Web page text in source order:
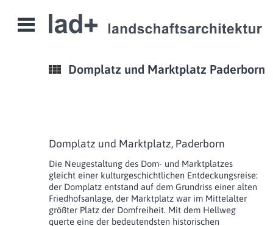
Open
Menu
Domplatz und Marktplatz Paderborn
Domplatz und Marktplatz, Paderborn
Die Neugestaltung des Dom- und Marktplatzes
gleicht einer kulturgeschichtlichen Entdeckungsreise:
der Domplatz entstand auf dem Grundriss einer alten
Friedhofsanlage, der Marktplatz war im Mittelalter
größter Platz der Domfreiheit. Mit dem Hellweg
querte eine der bedeutendsten historischen